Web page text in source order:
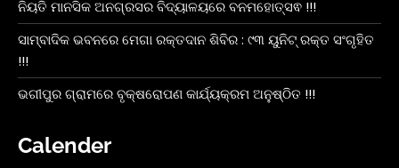
ନିୟତି ମାନସିକ ଅନଗ୍ରସର ବିଦ୍ୟାଳୟରେ ବନମହୋତ୍ସଵ !!!
ସାମ୍ବାଦିକ ଭବନରେ ମେଗା ରକ୍ତଦାନ ଶିବିର : ୯୩ ୟୁନିଟ୍ ରକ୍ତ ସଂଗୃହିତ
!!!
ଭଗୀପୁର ଗ୍ରାମରେ ବୃକ୍ଷରୋପଣ କାର୍ଯ୍ୟକ୍ରମ ଅନୁଷ୍ଠିତ !!!
Calender